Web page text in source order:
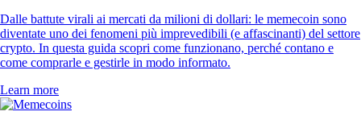
Dalle battute virali ai mercati da milioni di dollari: le memecoin sono
diventate uno dei fenomeni più imprevedibili (e affascinanti) del settore
crypto. In questa guida scopri come funzionano, perché contano e
come comprarle e gestirle in modo informato.
Learn more